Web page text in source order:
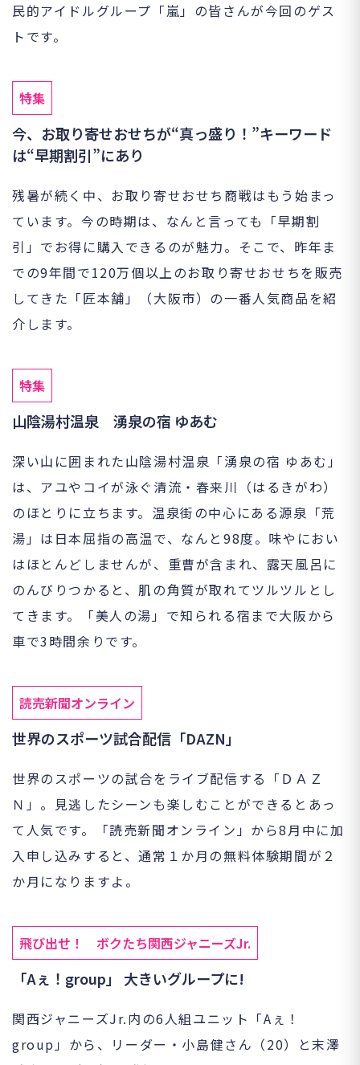
民的アイドルグループ「嵐」の皆さんが今回のゲス
トです。
特集
今、お取り寄せおせちが“真っ盛り！”キーワード
は“早期割引”にあり
残暑が続く中、お取り寄せおせち商戦はもう始まっ
ています。今の時期は、なんと言っても「早期割
引」でお得に購入できるのが魅力。そこで、昨年ま
での9年間で120万個以上のお取り寄せおせちを販売
してきた「匠本舗」（大阪市）の一番人気商品を紹
介します。
特集
山陰湯村温泉 湧泉の宿 ゆあむ
深い山に囲まれた山陰湯村温泉「湧泉の宿 ゆあむ」
は、アユやコイが泳ぐ清流・春来川（はるきがわ）
のほとりに立ちます。温泉街の中心にある源泉「荒
湯」は日本屈指の高温で、なんと98度。味やにおい
はほとんどしませんが、重曹が含まれ、露天風呂に
のんびりつかると、肌の角質が取れてツルツルとし
てきます。「美人の湯」で知られる宿まで大阪から
車で3時間余りです。
読売新聞オンライン
世界のスポーツ試合配信「DAZN」
世界のスポーツの試合をライブ配信する「ＤＡＺ
Ｎ」。見逃したシーンも楽しむことができるとあっ
て人気です。「読売新聞オンライン」から8月中に加
入申し込みすると、通常１か月の無料体験期間が２
か月になりますよ。
飛び出せ！ ボクたち関西ジャニーズJr.
「Aぇ！group」 大きいグループに!
関西ジャニーズJr.内の6人組ユニット「Aぇ！
group」から、リーダー・小島健さん（20）と末澤